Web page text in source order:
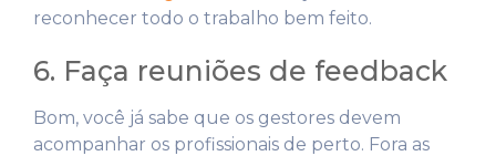
reconhecer todo o trabalho bem feito.
6. Faça reuniões de feedback
Bom, você já sabe que os gestores devem
acompanhar os profissionais de perto. Fora as